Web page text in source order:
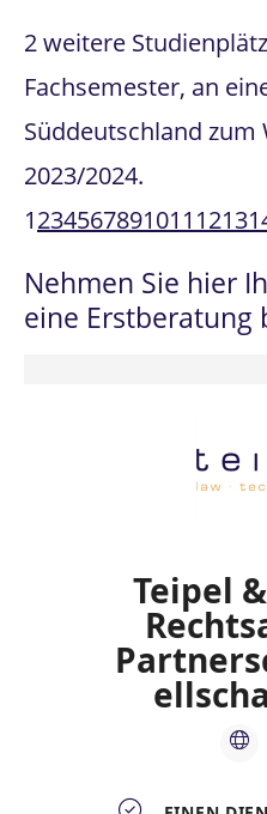
2 weitere
Fachsemester, an
Süddeutschland
2023/2024.
1234567891011 1213
Nehmen Sie hier
eine